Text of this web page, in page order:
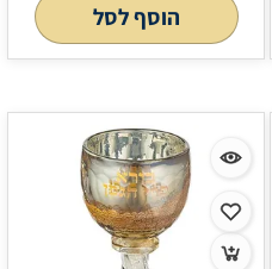
הוסף לסל